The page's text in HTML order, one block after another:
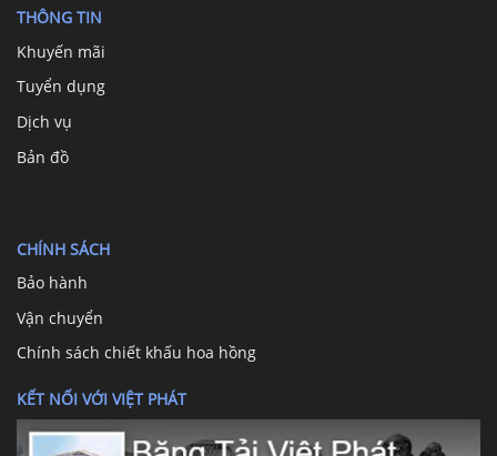
THÔNG TIN
Khuyến mãi
Tuyển dụng
Dịch vụ
Bản đồ
CHÍNH SÁCH
Bảo hành
Vận chuyển
Chính sách chiết khấu hoa hồng
KẾT NỐI VỚI VIỆT PHÁT